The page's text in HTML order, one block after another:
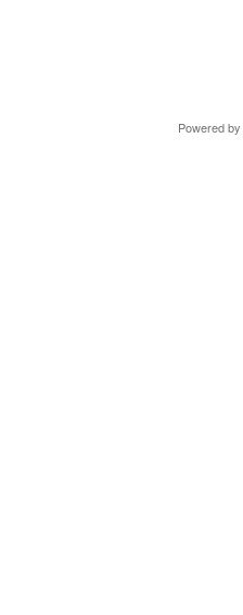
Powered by